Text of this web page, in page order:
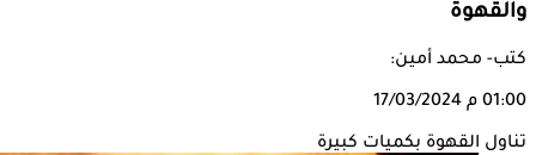
والقهوة
كتب- محمد أمين:
01:00 م 17/03/2024
تناول القهوة بكميات كبيرة